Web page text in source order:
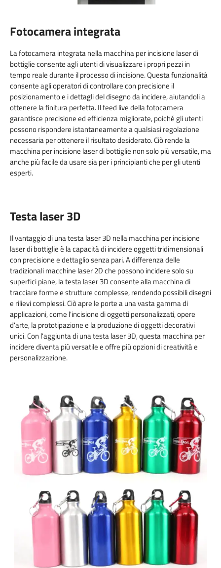
Fotocamera integrata
La fotocamera integrata nella macchina per incisione laser di
bottiglie consente agli utenti di visualizzare i propri pezzi in
tempo reale durante il processo di incisione. Questa funzionalità
consente agli operatori di controllare con precisione il
posizionamento e i dettagli del disegno da incidere, aiutandoli a
ottenere la finitura perfetta. Il feed live della fotocamera
garantisce precisione ed efficienza migliorate, poiché gli utenti
possono rispondere istantaneamente a qualsiasi regolazione
necessaria per ottenere il risultato desiderato. Ciò rende la
macchina per incisione laser di bottiglie non solo più versatile, ma
anche più facile da usare sia per i principianti che per gli utenti
esperti.
Testa laser 3D
Il vantaggio di una testa laser 3D nella macchina per incisione
laser di bottiglie è la capacità di incidere oggetti tridimensionali
con precisione e dettaglio senza pari. A differenza delle
tradizionali macchine laser 2D che possono incidere solo su
superfici piane, la testa laser 3D consente alla macchina di
tracciare forme e strutture complesse, rendendo possibili disegni
e rilievi complessi. Ciò apre le porte a una vasta gamma di
applicazioni, come l'incisione di oggetti personalizzati, opere
d'arte, la prototipazione e la produzione di oggetti decorativi
unici. Con l'aggiunta di una testa laser 3D, questa macchina per
incidere diventa più versatile e offre più opzioni di creatività e
personalizzazione.